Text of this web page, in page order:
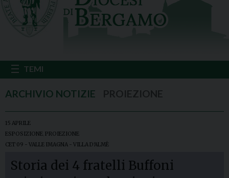
15 APRILE
ESPOSIZIONE PROIEZIONE
CET 09 - VALLE IMAGNA - VILLA D'ALMÈ
Storia dei 4 fratelli Buffoni